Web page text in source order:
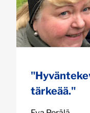
tärkeää."